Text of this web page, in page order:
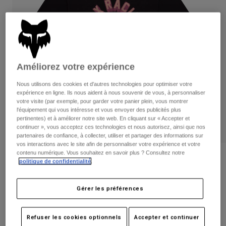
Pantalons
Shorts
Vestes
Gants
Protections
Masques
Accessoires
Pièces de rechange
Pantalons
Gants
Protections
Masques
Chaussettes
Sacs et accessoires
Voir tout
Femme
T-shirts et tops
Sweats et Pulls
Vestes
Pantalons
Chemises
Enfants
Protections
Masques
Chaussettes
Voir tout
Moto
Casques
Maillots
Pantalons
Bottes
Gants
Masques
T-shirt Beam Femme
Article n°38534-001-M
Améliorez votre expérience
Nous utilisons des cookies et d'autres technologies pour optimiser votre
expérience en ligne. Ils nous aident à nous souvenir de vous, à personnaliser
votre visite (par exemple, pour garder votre panier plein, vous montrer
l'équipement qui vous intéresse et vous envoyer des publicités plus
pertinentes) et à améliorer notre site web. En cliquant sur « Accepter et
continuer », vous acceptez ces technologies et nous autorisez, ainsi que nos
partenaires de confiance, à collecter, utiliser et partager des informations sur
vos interactions avec le site afin de personnaliser votre expérience et votre
contenu numérique. Vous souhaitez en savoir plus ? Consultez notre
politique de confidentialité.
Gérer les préférences
Refuser les cookies optionnels Accepter et continuer